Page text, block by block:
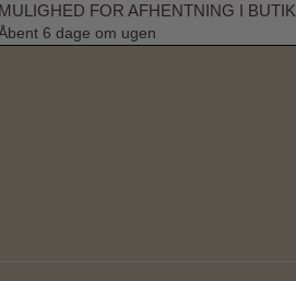
MULIGHED FOR AFHENTNING I BUTIK
6 dage om ugen